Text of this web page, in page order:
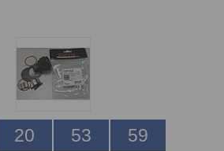
20 53 59